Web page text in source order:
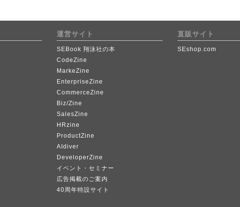
運営サイト
SEBook 翔泳社の本
CodeZine
MarkeZine
EnterpriseZine
CommerceZine
Biz/Zine
SalesZine
HRzine
ProductZine
AIdiver
DeveloperZine
イベント・セミナー
広告掲載のご案内
40周年特設サイト
直販サイト
SEshop.com